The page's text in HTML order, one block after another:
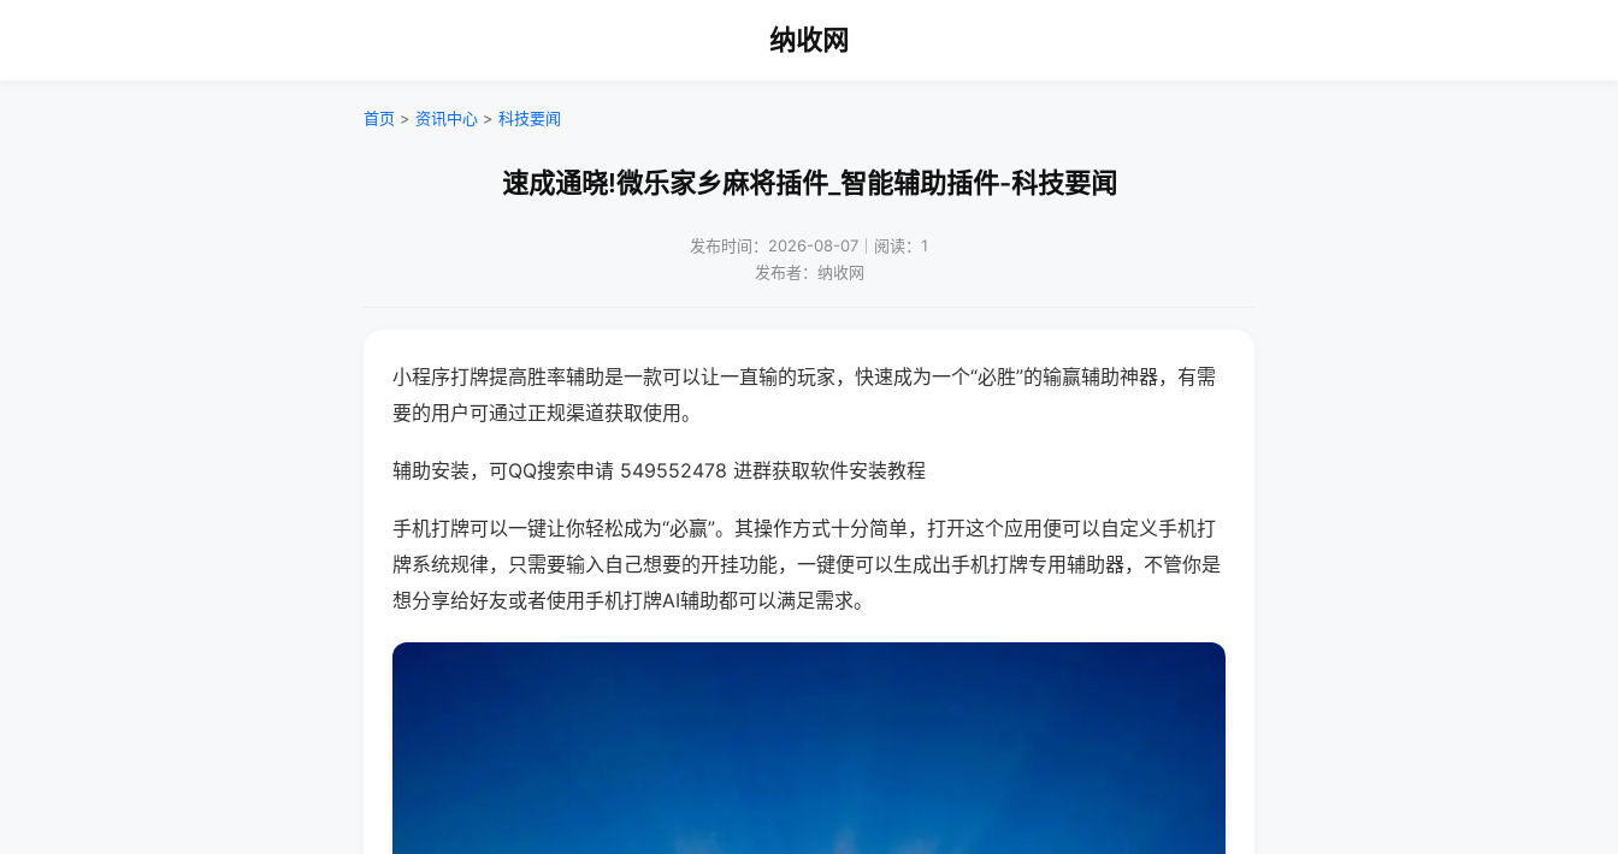
纳收网
首页 > 资讯中心 > 科技要闻
速成通晓!微乐家乡麻将插件_智能辅助插件-科技要闻
发布时间：2026-08-07｜阅读：1
发布者：纳收网
小程序打牌提高胜率辅助是一款可以让一直输的玩家，快速成为一个“必胜”的输赢辅助神器，有需
要的用户可通过正规渠道获取使用。
辅助安装，可QQ搜索申请 549552478 进群获取软件安装教程
手机打牌可以一键让你轻松成为“必赢”。其操作方式十分简单，打开这个应用便可以自定义手机打
牌系统规律，只需要输入自己想要的开挂功能，一键便可以生成出手机打牌专用辅助器，不管你是
想分享给好友或者使用手机打牌AI辅助都可以满足需求。